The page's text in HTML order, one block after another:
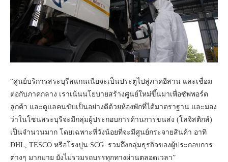
“ศูนย์บริการสระบุรีสแกนเนียจะเป็นประตูไปสู่ภาคอีสาน และเชื่อม
ต่อกับภาคกลาง เราเน้นนโยบายสร้างศูนย์ใหม่ขึ้นมาเพื่อซัพพอร์ต
ลูกค้า และดูแลคนขับเป็นอย่างดีด้วยห้องพักที่ได้มาตราฐาน และมอง
ว่าในโซนสระบุรีจะมีกลุ่มผู้ประกอบการด้านการขนส่ง (โลจิสติกส์)
เป็นจำนวนมาก โดยเฉพาะที่วังน้อยที่จะมีศูนย์กระจายสินค้า อาทิ
DHL, TESCO หรือโรงปูน SCG รวมถึงกลุ่มธุรกิจของผู้ประกอบการ
ต่างๆ มากมาย ยังไม่รวมรถบรรทุกทางผ่านตลอดเวลา”